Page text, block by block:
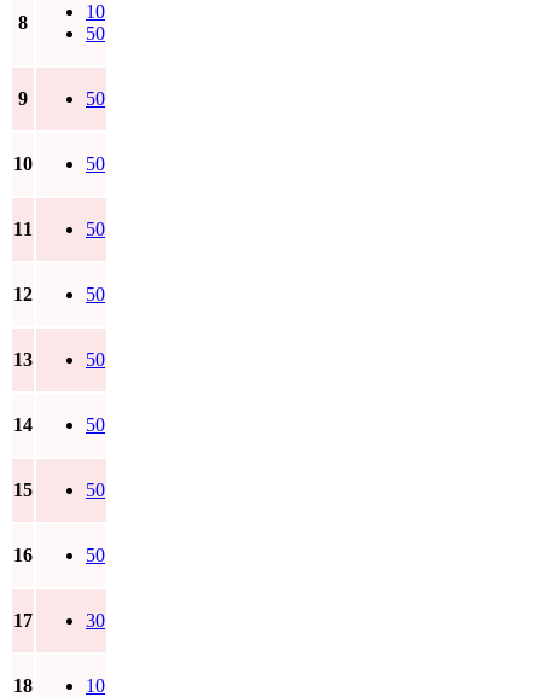
8
10
50
9 50
10 50
11 50
12 50
13 50
14 50
15 50
16 50
17 30
18 10